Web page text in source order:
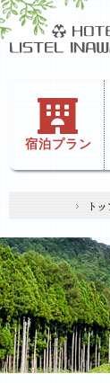
宿泊プラン